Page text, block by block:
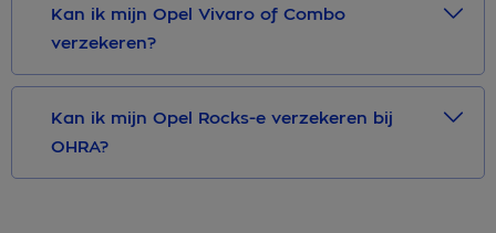
Kan ik mijn Opel Vivaro of Combo
verzekeren?
Kan ik mijn Opel Rocks-e verzekeren bij
OHRA?